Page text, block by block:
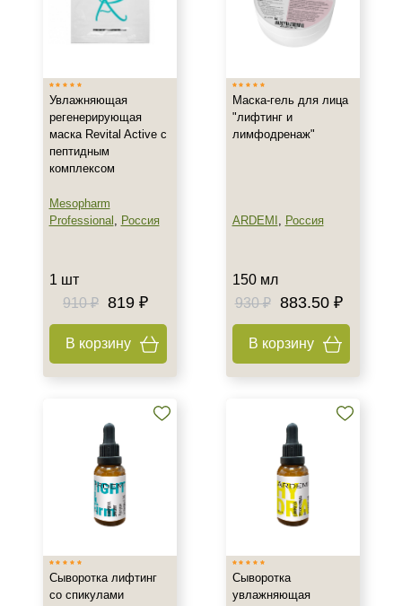
ампула
фл
флакон
Показать еще
Ингредиенты
EGF
Показать еще
Время применения
Для женщин
Процедура
Увлажняющая
регенерирующая
маска Revital Active с
пептидным
комплексом
Mesopharm
Professional , Россия
1 шт
910 ₽ 819 ₽
В корзину
Маска-гель для лица
"лифтинг и
лимфодренаж"
ARDEMI , Россия
150 мл
930 ₽
883.50 ₽
В корзину
Сыворотка лифтинг
со спикулами
Сыворотка
увлажняющая